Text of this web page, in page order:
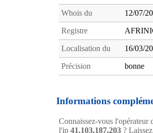
Whois du 12/07/
Registre
Localisation du 16/03/
Précision bonne
Informations
Connaissez-vous l'opérateur
l'ip 41.103.187.203 ?